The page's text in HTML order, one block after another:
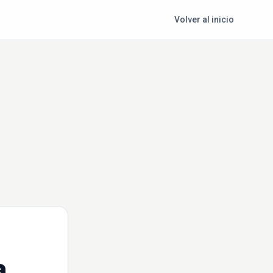
Volver al inicio